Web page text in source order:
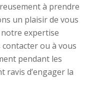
à prendre
un plaisir de vous
expertise
contacter ou à vous
pendant les
ravis d’engager la